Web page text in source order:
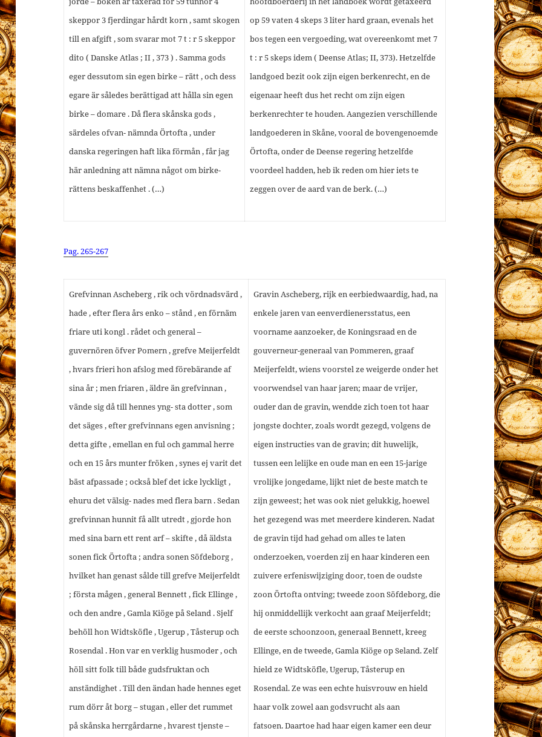
skeppor 3 fjerdingar hårdt korn , samt skogen
till en afgift , som svarar mot 7 t : r 5 skeppor
dito ( Danske Atlas ; II , 373 ) . Samma gods
eger dessutom sin egen birke – rätt , och dess
egare är således berättigad att hålla sin egen
birke – domare . Då flera skånska gods ,
särdeles ofvan- nämnda Örtofta , under
danska regeringen haft lika förmån , får jag
här anledning att nämna något om birke-
rättens beskaffenhet . (…)
op 59 vaten 4 skeps 3 liter hard graan, evenals het
bos tegen een vergoeding, wat overeenkomt met 7
t : r 5 skeps idem ( Deense Atlas; II, 373). Hetzelfde
landgoed bezit ook zijn eigen berkenrecht, en de
eigenaar heeft dus het recht om zijn eigen
berkenrechter te houden. Aangezien verschillende
landgoederen in Skåne, vooral de bovengenoemde
Örtofta, onder de Deense regering hetzelfde
voordeel hadden, heb ik reden om hier iets te
zeggen over de aard van de berk. (…)
Pag. 265-267
Grefvinnan Ascheberg , rik och vördnadsvärd ,
hade , efter flera års enko – stånd , en förnäm
friare uti kongl . rådet och general –
guvernören öfver Pomern , grefve Meijerfeldt
, hvars frieri hon afslog med förebärande af
sina år ; men friaren , äldre än grefvinnan ,
vände sig då till hennes yng- sta dotter , som
det säges , efter grefvinnans egen anvisning ;
detta gifte , emellan en ful och gammal herre
och en 15 års munter fröken , synes ej varit det
bäst afpassade ; också blef det icke lyckligt ,
ehuru det välsig- nades med flera barn . Sedan
grefvinnan hunnit få allt utredt , gjorde hon
med sina barn ett rent arf – skifte , då äldsta
sonen fick Örtofta ; andra sonen Söfdeborg ,
hvilket han genast sålde till grefve Meijerfeldt
; första mågen , general Bennett , fick Ellinge ,
och den andre , Gamla Kiöge på Seland . Sjelf
behöll hon Widtsköfle , Ugerup , Tåsterup och
Rosendal . Hon var en verklig husmoder , och
höll sitt folk till både gudsfruktan och
anständighet . Till den ändan hade hennes eget
rum dörr åt borg – stugan , eller det rummet
på skånska herrgårdarne , hvarest tjenste –
Gravin Ascheberg, rijk en eerbiedwaardig, had, na
enkele jaren van eenverdienersstatus, een
voorname aanzoeker, de Koningsraad en de
gouverneur-generaal van Pommeren, graaf
Meijerfeldt, wiens voorstel ze weigerde onder het
voorwendsel van haar jaren; maar de vrijer,
ouder dan de gravin, wendde zich toen tot haar
jongste dochter, zoals wordt gezegd, volgens de
eigen instructies van de gravin; dit huwelijk,
tussen een lelijke en oude man en een 15-jarige
vrolijke jongedame, lijkt niet de beste match te
zijn geweest; het was ook niet gelukkig, hoewel
het gezegend was met meerdere kinderen. Nadat
de gravin tijd had gehad om alles te laten
onderzoeken, voerden zij en haar kinderen een
zuivere erfeniswijziging door, toen de oudste
zoon Örtofta ontving; tweede zoon Söfdeborg, die
hij onmiddellijk verkocht aan graaf Meijerfeldt;
de eerste schoonzoon, generaal Bennett, kreeg
Ellinge, en de tweede, Gamla Kiöge op Seland. Zelf
hield ze Widtsköfle, Ugerup, Tåsterup en
Rosendal. Ze was een echte huisvrouw en hield
haar volk zowel aan godsvrucht als aan
fatsoen.Daartoe had haar eigen kamer een deur